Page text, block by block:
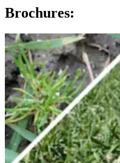
Brochures: